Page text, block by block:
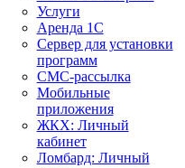
Услуги
Аренда 1С
Сервер для установки
программ
СМС-рассылка
Мобильные
приложения
ЖКХ: Личный
кабинет
Ломбард: Личный